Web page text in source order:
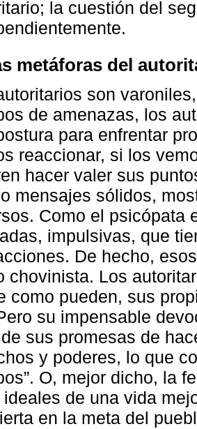
la cuestión del
metáforas del
son
de amenazas, los
para enfrentar
reaccionar, si los
hacer valer sus
mensajes sólidos,
Como el psicópata
impulsivas, que
De hecho,
chovinista. Los
como pueden, sus
su impensable
sus promesas de
y poderes, lo que
O, mejor dicho, la
ideales de una vida
en la meta del